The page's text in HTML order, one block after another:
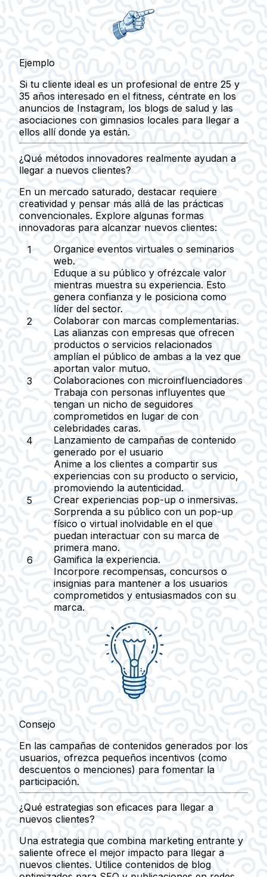
Ejemplo
Si tu cliente ideal es un profesional de entre 25 y
35 años interesado en el fitness, céntrate en los
anuncios de Instagram, los blogs de salud y las
asociaciones con gimnasios locales para llegar a
ellos allí donde ya están.
¿Qué métodos innovadores realmente ayudan a
llegar a nuevos clientes?
En un mercado saturado, destacar requiere
creatividad y pensar más allá de las prácticas
convencionales. Explore algunas formas
innovadoras para alcanzar nuevos clientes:
Organice eventos virtuales o seminarios
web.
Eduque a su público y ofrézcale valor
mientras muestra su experiencia. Esto
genera confianza y le posiciona como
líder del sector.
Colaborar con marcas complementarias.
Las alianzas con empresas que ofrecen
productos o servicios relacionados
amplían el público de ambas a la vez que
aportan valor mutuo.
Colaboraciones con microinfluenciadores
Trabaja con personas influyentes que
tengan un nicho de seguidores
comprometidos en lugar de con
celebridades caras.
Lanzamiento de campañas de contenido
generado por el usuario
Anime a los clientes a compartir sus
experiencias con su producto o servicio,
promoviendo la autenticidad.
Crear experiencias pop-up o inmersivas.
Sorprenda a su público con un pop-up
físico o virtual inolvidable en el que
puedan interactuar con su marca de
primera mano.
Gamifica la experiencia.
Incorpore recompensas, concursos o
insignias para mantener a los usuarios
comprometidos y entusiasmados con su
marca.
Consejo
En las campañas de contenidos generados por los
usuarios, ofrezca pequeños incentivos (como
descuentos o menciones) para fomentar la
participación.
¿Qué estrategias son eficaces para llegar a
nuevos clientes?
Una estrategia que combina marketing entrante y
saliente ofrece el mejor impacto para llegar a
nuevos clientes. Utilice contenidos de blog